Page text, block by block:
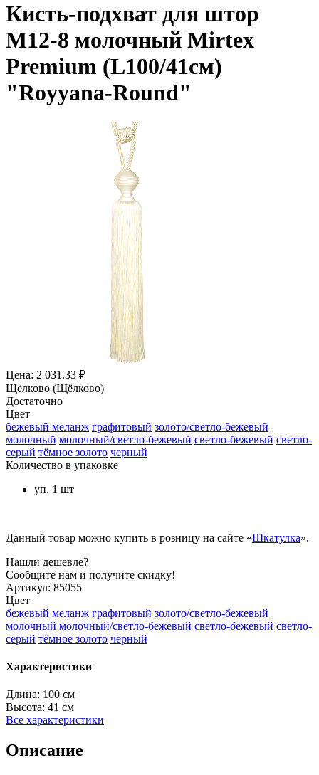
Кисть-подхват для штор
M12-8 молочный Mirtex
Premium (L100/41см)
"Royyana-Round"
Цена: 2 031.33 ₽
Щёлково (Щёлково)
Достаточно
Цвет
бежевый меланж графитовый золото/светло-бежевый
молочный молочный/светло-бежевый светло-бежевый светло-
серый тёмное золото черный
Количество в упаковке
уп. 1 шт
Данный товар можно купить в розницу на сайте «Шкатулка».
Нашли дешевле?
Сообщите нам и получите скидку!
Артикул: 85055
Цвет
бежевый меланж графитовый золото/светло-бежевый
молочный молочный/светло-бежевый светло-бежевый светло-
серый тёмное золото черный
Характеристики
Длина: 100 см
Высота: 41 см
Все характеристики
Описание